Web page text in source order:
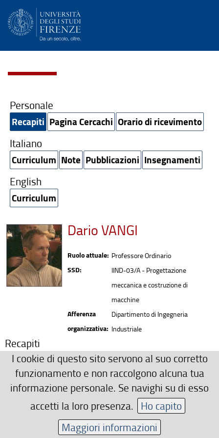
Personale
Recapiti Pagina Cercachi Orario di ricevimento
Italiano
Curriculum Note Pubblicazioni Insegnamenti
English
Curriculum
Dario VANGI
Ruolo attuale: Professore Ordinario
SSD:
IIND-03/A - Progettazione
meccanica e costruzione di
macchine
Afferenza
organizzativa:
Dipartimento di Ingegneria
Industriale
Recapiti
0552758782
dario.vangi(AT)unifi.it
Area riservata
I cookie di questo sito servono al suo corretto
funzionamento e non raccolgono alcuna tua
informazione personale. Se navighi su di esso
accetti la loro presenza. Ho capito
Maggiori informazioni